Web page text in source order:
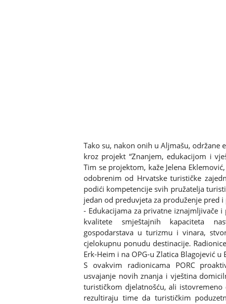
Tako su, nakon onih u Aljmašu, održane
kroz projekt “Znanjem, edukacijom i
Tim se projektom, kaže Jelena
odobrenim od Hrvatske turističke
podići kompetencije svih pružatelja
jedan od preduvjeta za produženje pred i
- Edukacijama za privatne iznajmljivače
kvalitete smještajnih kapaciteta
gospodarstava u turizmu i vinara,
cjelokupnu ponudu destinacije.
Erk-Heim i na OPG-u Zlatica Blagojević u
S ovakvim radionicama PORC
usvajanje novih znanja i vještina
turističkom djelatnošću, ali
rezultiraju time da turističkim